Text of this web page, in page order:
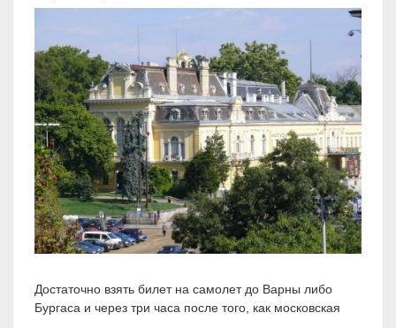
Достаточно взять билет на самолет до Варны либо
Бургаса и через три часа после того, как московская